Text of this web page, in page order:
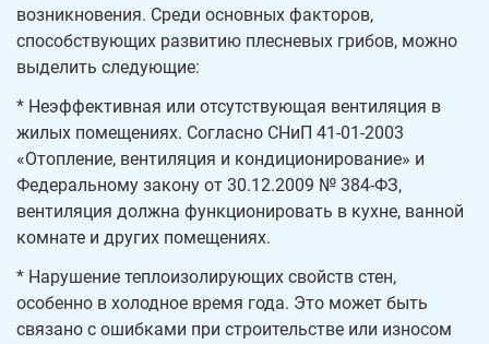
возникновения. Среди основных факторов,
способствующих развитию плесневых грибов, можно
выделить следующие:
* Неэффективная или отсутствующая вентиляция в
жилых помещениях. Согласно СНиП 41-01-2003
«Отопление, вентиляция и кондиционирование» и
Федеральному закону от 30.12.2009 № 384-ФЗ,
вентиляция должна функционировать в кухне, ванной
комнате и других помещениях.
* Нарушение теплоизолирующих свойств стен,
особенно в холодное время года. Это может быть
связано с ошибками при строительстве или износом